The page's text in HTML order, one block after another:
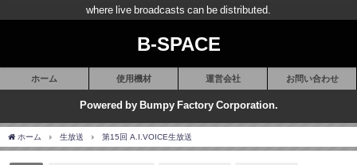
where live broadcasts can be distributed.
B-SPACE
ホーム 使用機材 運営会社 お問い合わせ
Powered by Bumpy Factory Corporation.
ホーム 生放送 第15回 A.I.VOICE生放送